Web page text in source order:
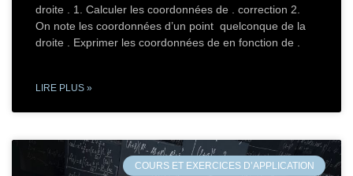
droite . 1. Calculer les coordonnées de . correction 2.
On note les coordonnées d’un point quelconque de la
droite . Exprimer les coordonnées de en fonction de .
LIRE PLUS »
COURS ET EXERCICES D’APPLICATION